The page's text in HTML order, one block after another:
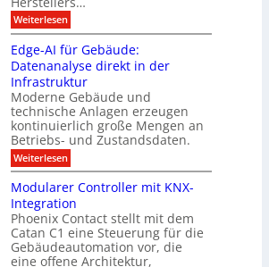
o
g
e
s
g
m
i
t
A
n
s
a
g
r
a
u
c
h
e
s
A
u
s
b
i
l
d
u
n
g
s
z
e
x
p
o
M
ü
n
c
h
e
n
2
0
2
6
g
h
t
e
r
f
Weiterlesen:
S
m
a
r
t
e
r
T
a
s
t
s
n
s
o
r
m
i
Edge-AI für Gebäude:
Datenanalyse direkt in der
Infrastruktur
Moderne Gebäude und
technische Anlagen erzeugen
kontinuierlich große Mengen an
Betriebs- und Zustandsdaten.
Weiterlesen:
E
g
e
-
A
I
f
Modularer Controller mit KNX-
Integration
Phoenix Contact stellt mit dem
Catan C1 eine Steuerung für die
Gebäudeautomation vor, die
eine offene Architektur,